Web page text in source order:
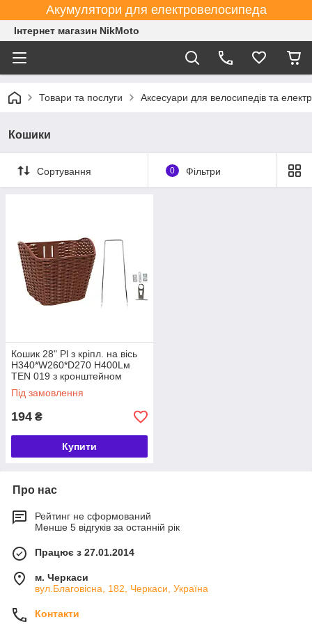
Акумулятори для електровелосипеда
Інтернет магазин NikMoto
Товари та послуги Аксесуари для велосипедів та
Кошики
Сортування 0 Фільтри
Кошик 28" Pl з кріпл. на вісь
H340*W260*D270 H400Lм
TEN 019 з кронштейном
(коричневий; CP)
Під замовлення
194 ₴
Купити
Про нас
Рейтинг не сформований
Менше 5 відгуків за останній рік
Працює з 27.01.2014
м. Черкаси
вул.Благовісна, 182, Черкаси, Україна
Контакти